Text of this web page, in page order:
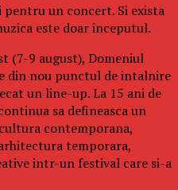
un concert. Si exista
este doar inceputul.
(7-9 august), Domeniul
din nou punctul de intalnire
un line-up. La 15 ani de
sa defineasca un
contemporana,
temporara,
intr-un festival care si-a